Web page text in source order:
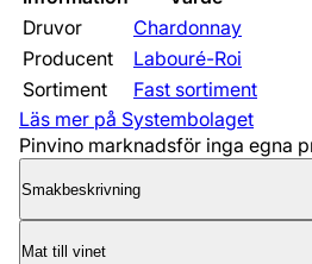
Druvor
Chardonnay
Producent
Labouré-Roi
Sortiment
Fast sortiment
Läs mer på Systembolaget
Pinvino marknadsför inga egna
Smakbeskrivning
Mat till vinet